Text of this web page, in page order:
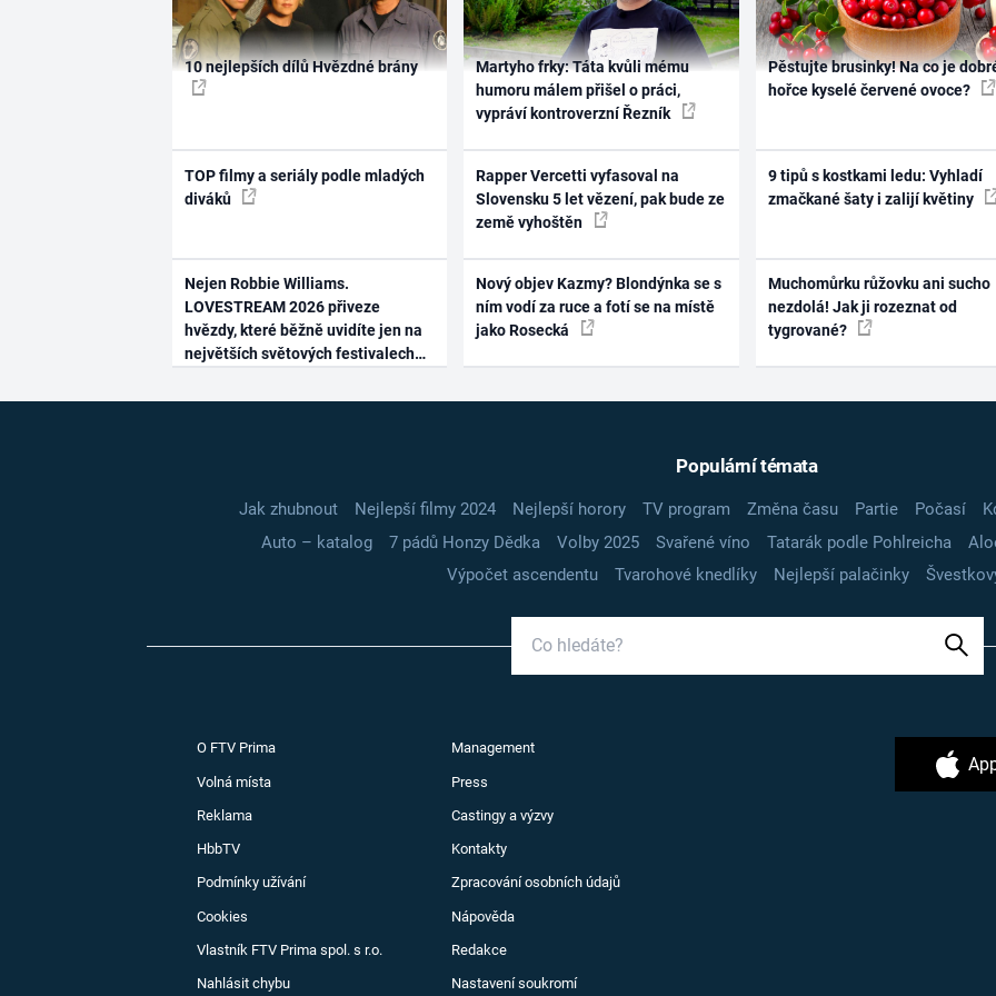
10 nejlepších dílů Hvězdné brány
TOP filmy a seriály podle mladých
diváků
Nejen Robbie Williams.
LOVESTREAM 2026 přiveze
hvězdy, které běžně uvidíte jen na
největších světových festivalech
Martyho frky: Táta kvůli mému
humoru málem přišel o práci,
vypráví kontroverzní Řezník
Rapper Vercetti vyfasoval na
Slovensku 5 let vězení, pak bude ze
země vyhoštěn
Nový objev Kazmy? Blondýnka se s
ním vodí za ruce a fotí se na místě
jako Rosecká
Pěstujte brusinky! Na co je
hořce kyselé červené ovoce?
9 tipů s kostkami ledu: Vyhladí
zmačkané šaty i zalijí květiny
Muchomůrku růžovku ani sucho
nezdolá! Jak ji rozeznat od
tygrované?
Populární témata
Jak zhubnout Nejlepší filmy 2024 Nejlepší horory TV program Změna času Partie Počasí
Auto – katalog
7 pádů Honzy Dědka Volby 2025 Svařené víno Tatarák podle Pohlreicha
Výpočet ascendentu
Tvarohové knedlíky Nejlepší palačinky
O FTV Prima Management
Volná místa Press
Reklama Castingy a výzvy
HbbTV Kontakty
Podmínky užívání Zpracování osobních údajů
Cookies Nápověda
Vlastník FTV Prima spol. s r.o. Redakce
Nahlásit chybu Nastavení soukromí